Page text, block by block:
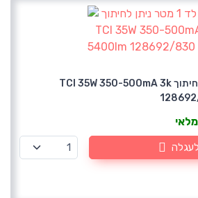
סרגל לד 1 מטר ניתן לחיתוך TCI 35W 350-500mA 3k